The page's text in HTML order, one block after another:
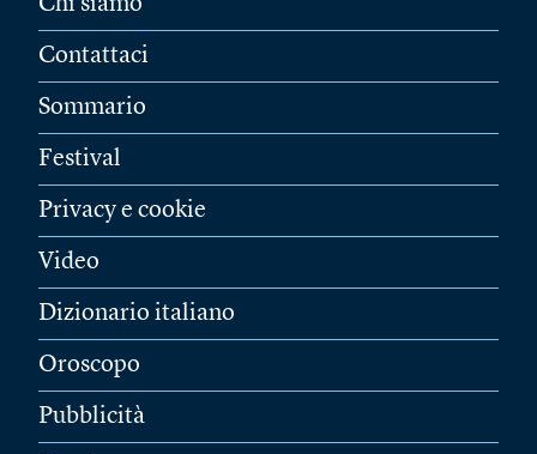
Chi siamo
Contattaci
Sommario
Festival
Privacy e cookie
Video
Dizionario italiano
Oroscopo
Pubblicità